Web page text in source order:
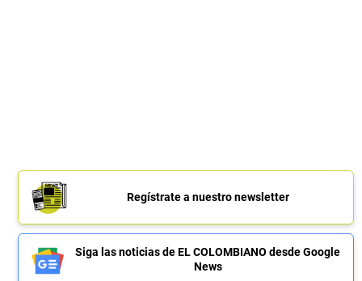
Regístrate a nuestro newsletter
Siga las noticias de EL COLOMBIANO desde Google
News